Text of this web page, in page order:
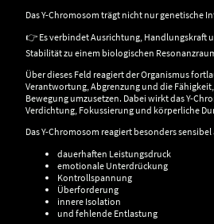
Das Y-Chromosom trägt nicht nur genetische
👉 Es verbindet Ausrichtung, Handlungskraft
Stabilität zu einem biologischen
Über dieses Feld reagiert der Organismus
Verantwortung, Abgrenzung und die
Bewegung umzusetzen. Dabei wirkt das Y-
Verdichtung, Fokussierung und körperliche
Das Y-Chromosom reagiert besonders sensibel
dauerhaften Leistungsdruck
emotionale Unterdrückung
Kontrollspannung
Überforderung
innere Isolation
und fehlende Entlastung